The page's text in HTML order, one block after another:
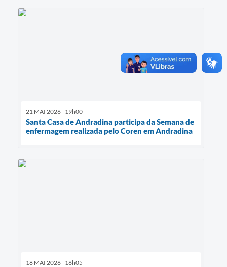
21 MAI 2026 - 19h00
Santa Casa de Andradina participa da Semana de
enfermagem realizada pelo Coren em Andradina
18 MAI 2026 - 16h05